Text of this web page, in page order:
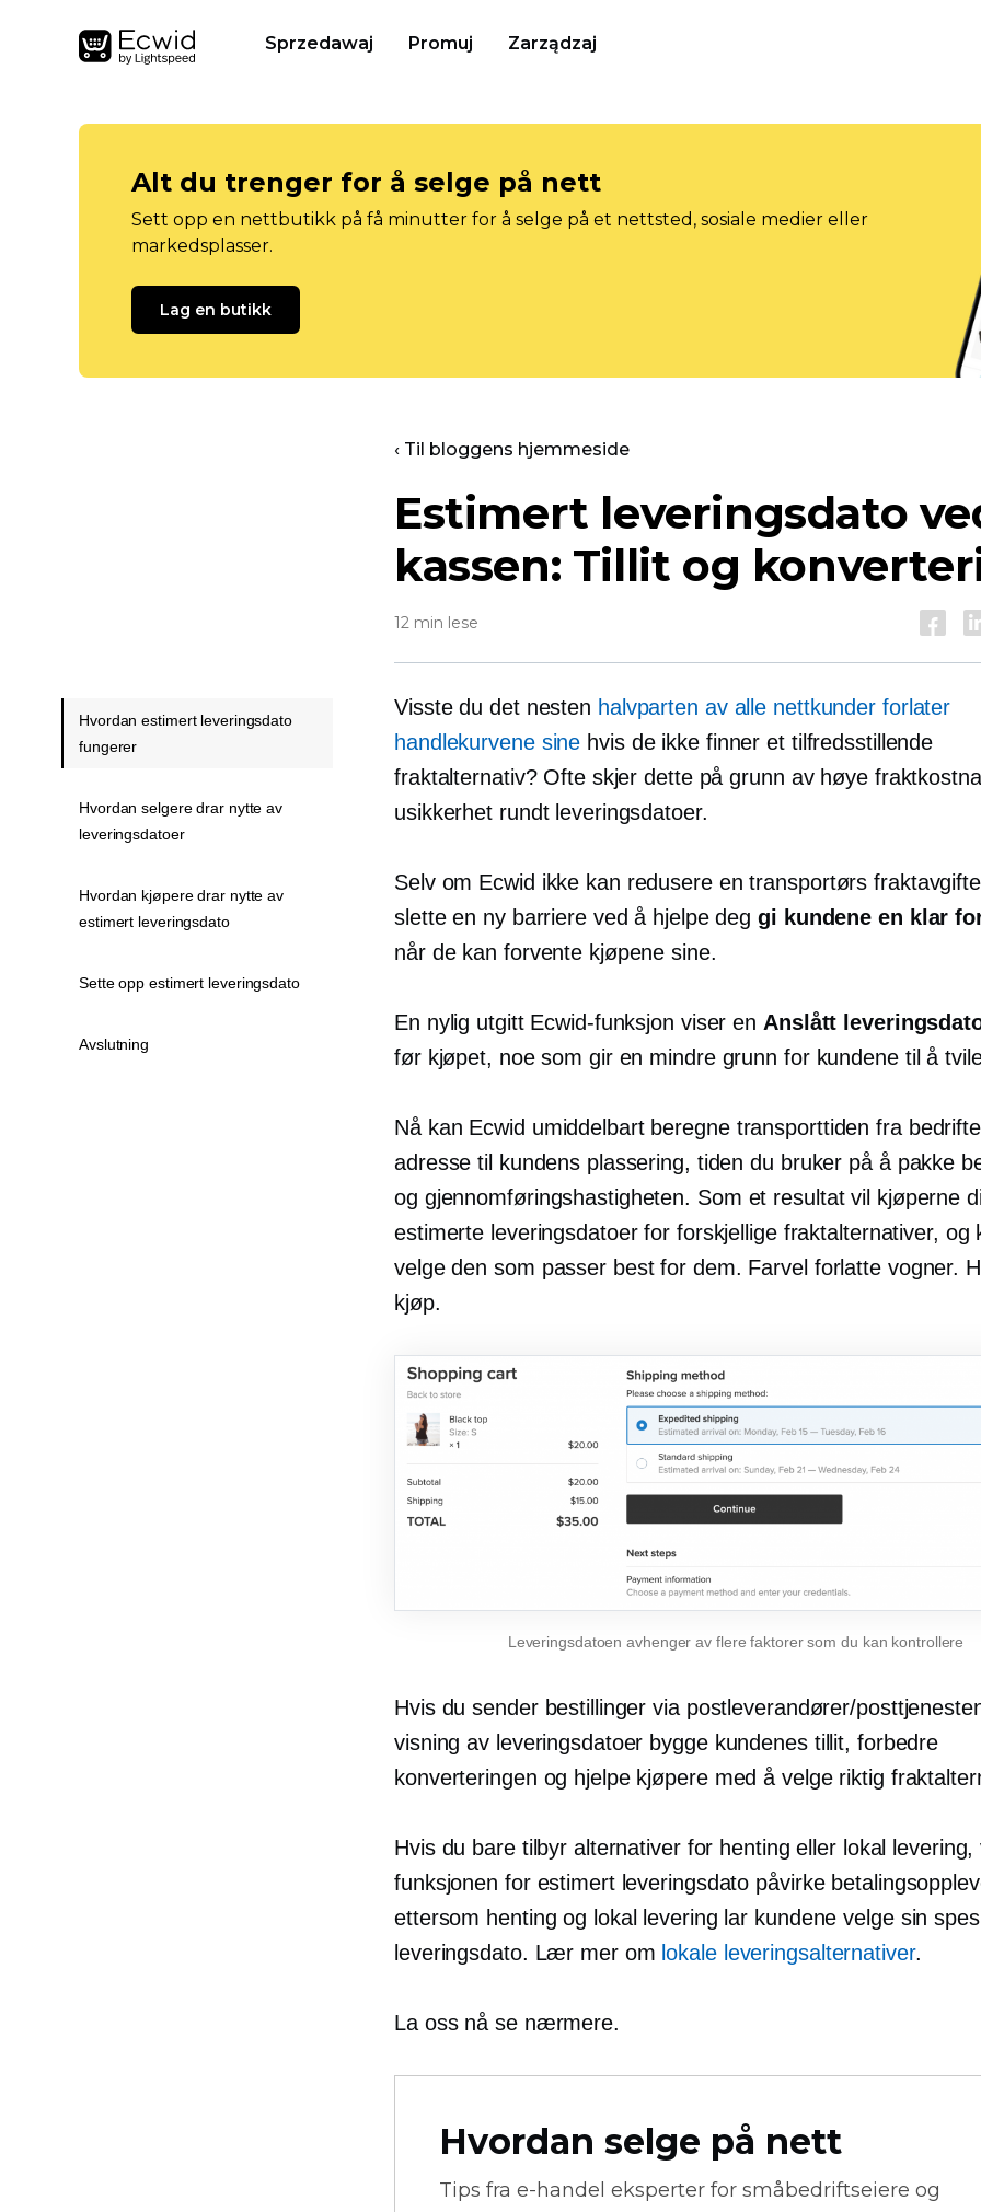
Sprzedawaj Promuj Zarządzaj
Alt du trenger for å selge på nett
Sett opp en nettbutikk på få minutter for å selge på et nettsted, sosiale medier eller
markedsplasser.
Lag en butikk
‹ Til bloggens hjemmeside
Estimert leveringsdato
kassen: Tillit og
12 min lese
Visste du det nesten halvparten av alle nettkunder forlater
handlekurvene sine hvis de ikke finner et tilfredsstillende
fraktalternativ? Ofte skjer dette på grunn av høye
usikkerhet rundt leveringsdatoer.
Selv om Ecwid ikke kan redusere en transportørs
slette en ny barriere ved å hjelpe deggi kundene en klar
når de kan forvente kjøpene sine.
En nylig utgitt Ecwid-funksjon viser en Anslått
før kjøpet, noe som gir en mindre grunn for kundene til å
Nå kan Ecwid umiddelbart beregne transporttiden fra
adresse til kundens plassering, tiden du bruker på å pakke
og gjennomføringshastigheten. Som et resultat vil kjøperne
estimerte leveringsdatoer for forskjellige fraktalternativer, og
velge den som passer best for dem. Farvel forlatte vogner.
kjøp.
Leveringsdatoen avhenger av flere faktorer som du kan kontrollere
Hvis du sender bestillinger via postleverandører/
visning av leveringsdatoer bygge kundenes tillit, forbedre
konverteringen og hjelpe kjøpere med å velge riktig
Hvis du bare tilbyr alternativer for henting eller lokal levering,
funksjonen for estimert leveringsdato påvirke
ettersom henting og lokal levering lar kundene velge sin
leveringsdato. Lær mer om lokale leveringsalternativer.
La oss nå se nærmere.
Hvordan selge på nett
Tips fra e-handel eksperter for småbedriftseiere og
Hvordan estimert leveringsdato
fungerer
Hvordan selgere drar nytte av
leveringsdatoer
Hvordan kjøpere drar nytte av
estimert leveringsdato
Sette opp estimert leveringsdato
Avslutning